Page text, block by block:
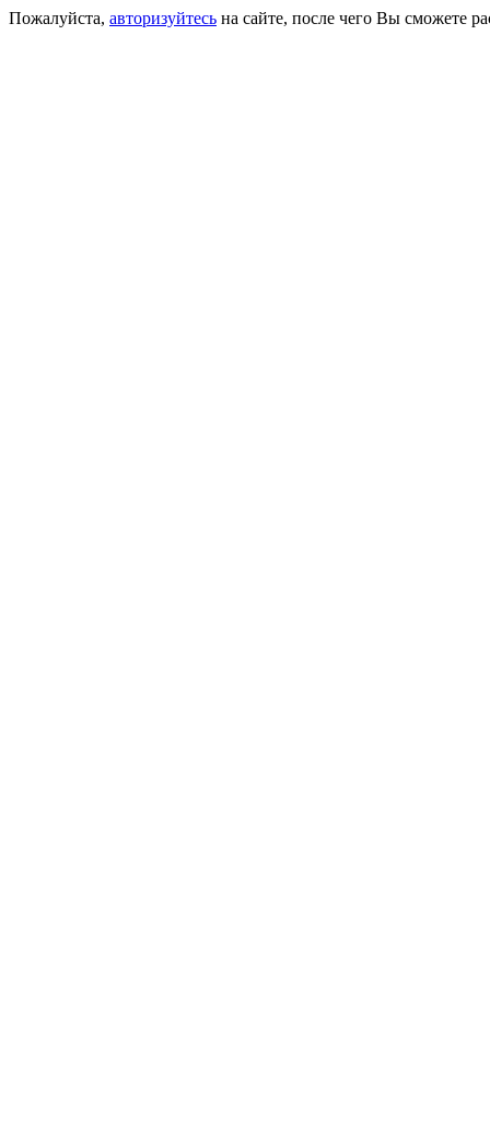
Пожалуйста, авторизуйтесь на сайте, после чего Вы сможете